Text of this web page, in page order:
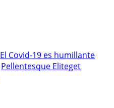
El Covid-19 es humillante
Pellentesque Eliteget